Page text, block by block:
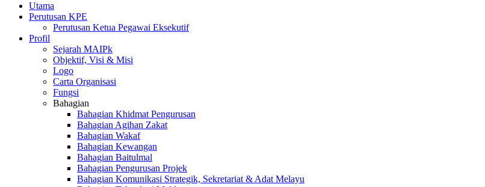
Utama
Perutusan KPE
Perutusan Ketua Pegawai Eksekutif
Profil
Sejarah MAIPk
Objektif, Visi & Misi
Logo
Carta Organisasi
Fungsi
Bahagian
Bahagian Khidmat Pengurusan
Bahagian Agihan Zakat
Bahagian Wakaf
Bahagian Kewangan
Bahagian Baitulmal
Bahagian Pengurusan Projek
Bahagian Komunikasi Strategik, Sekretariat & Adat Melayu